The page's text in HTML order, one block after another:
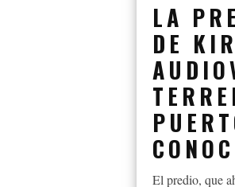
LA
DE
El predio, que